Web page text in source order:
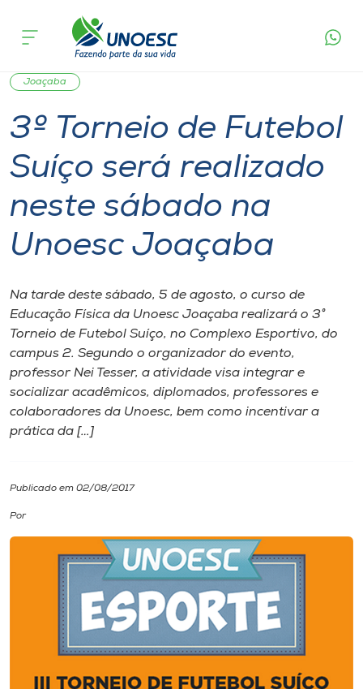
Cursos
Onde estamos
Pesquisa
Atendimento ao Estudante
Portal de Ensino
Internacionalização
I.nova
Cultura
CPA
Biblioteca
acontece
Joaçaba
3º Torneio de Futebol
Suíço será realizado
neste sábado na
Unoesc Joaçaba
Na tarde deste sábado, 5 de agosto, o curso de
Educação Física da Unoesc Joaçaba realizará o 3°
Torneio de Futebol Suíço, no Complexo Esportivo, do
campus 2. Segundo o organizador do evento,
professor Nei Tesser, a atividade visa integrar e
socializar acadêmicos, diplomados, professores e
colaboradores da Unoesc, bem como incentivar a
prática da […]
Publicado em 02/08/2017
Por